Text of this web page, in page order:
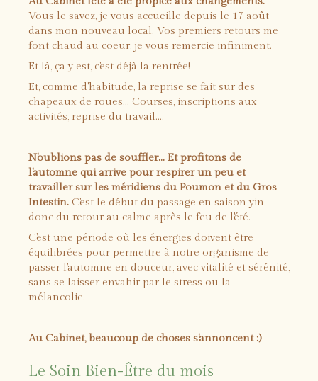
Vous le savez, je vous accueille depuis le 17 août
dans mon nouveau local. Vos premiers retours me
font chaud au coeur, je vous remercie infiniment.
Et là, ça y est, c'est déjà la rentrée!
Et, comme d'habitude, la reprise se fait sur des
chapeaux de roues... Courses, inscriptions aux
activités, reprise du travail....
N'oublions pas de souffler... Et profitons de
l'automne qui arrive pour respirer un peu et
travailler sur les méridiens du Poumon et du Gros
Intestin. C'est le début du passage en saison yin,
donc du retour au calme après le feu de l'été.
C'est une période où les énergies doivent être
équilibrées pour permettre à notre organisme de
passer l'automne en douceur, avec vitalité et sérénité,
sans se laisser envahir par le stress ou la
mélancolie.
Au Cabinet, beaucoup de choses s'annoncent :)
Le Soin Bien-Être du mois